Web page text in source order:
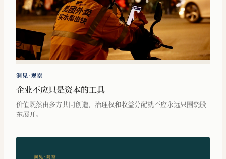
洞见·观察
企业不应只是资本的工具
价值既然由多方共同创造，治理权和收益分配就不应永远只围绕股
东展开。